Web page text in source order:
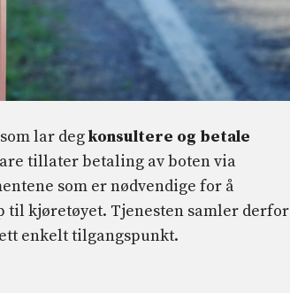
som lar degkonsultere og betale
tillater betaling av boten via
som er nødvendige for å
til kjøretøyet. Tjenesten samler derfor
enkelt tilgangspunkt.